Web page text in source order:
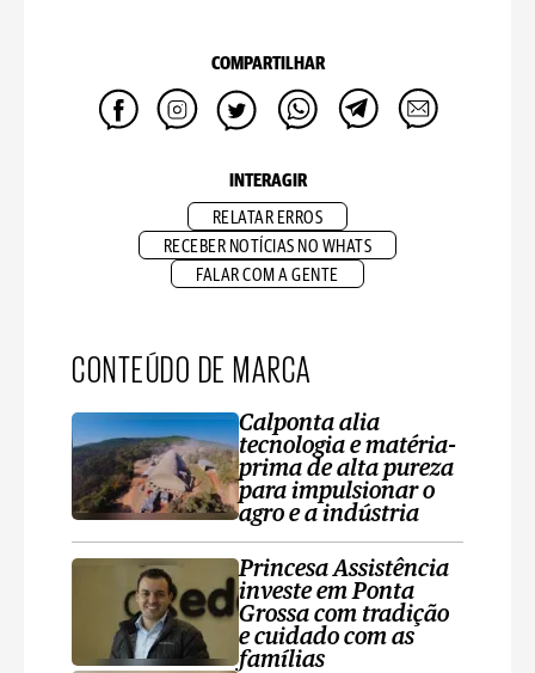
COMPARTILHAR
INTERAGIR
RELATAR ERROS
RECEBER NOTÍCIAS NO WHATS
FALAR COM A GENTE
CONTEÚDO DE MARCA
Calponta alia
tecnologia e matéria-
prima de alta pureza
para impulsionar o
agro e a indústria
Princesa Assistência
investe em Ponta
Grossa com tradição
e cuidado com as
famílias